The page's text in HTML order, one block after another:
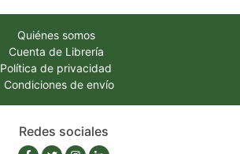
Quiénes somos
Cuenta de Librería
Política de privacidad
Condiciones de envío
Redes sociales